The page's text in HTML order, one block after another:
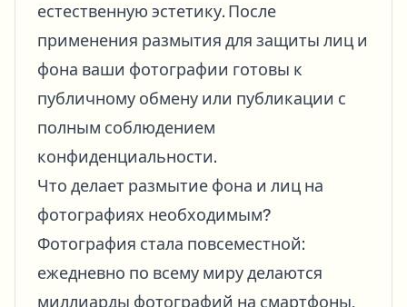
естественную эстетику. После
применения размытия для защиты лиц и
фона ваши фотографии готовы к
публичному обмену или публикации с
полным соблюдением
конфиденциальности.
Что делает размытие фона и лиц на
фотографиях необходимым?
Фотография стала повсеместной:
ежедневно по всему миру делаются
миллиарды фотографий на смартфоны,